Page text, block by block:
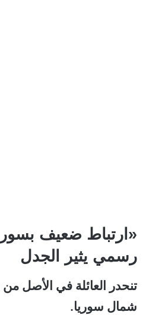
«ارتباط ضعيف
رسمي يثير الجدل
شمال سوريا.